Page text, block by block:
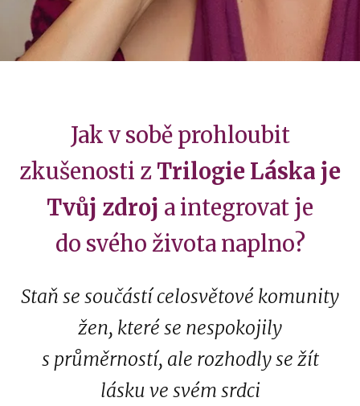
Jak v sobě prohloubit
zkušenosti z Trilogie Láska je
Tvůj zdroj a integrovat je
do svého života naplno?
Staň se součástí celosvětové komunity
žen, které se nespokojily
s průměrností, ale rozhodly se žít
lásku ve svém srdci